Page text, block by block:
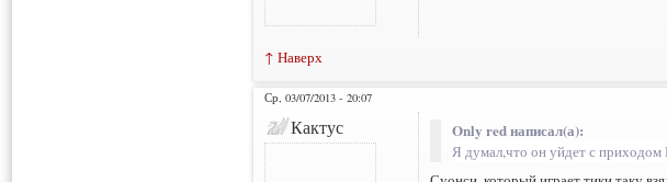
↑ Наверх
Ср, 03/07/2013 - 20:07
Кактус Only red написал(а):
Я думал,что он уйдет с приходом